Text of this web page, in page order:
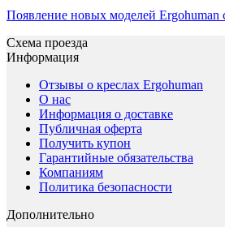
Появление новых моделей
Схема проезда
Информация
Отзывы о креслах Ergohuman
О нас
Информация о доставке
Публичная оферта
Получить купон
Гарантийные обязательства
Компаниям
Политика безопасности
Дополнительно